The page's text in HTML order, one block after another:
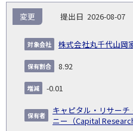
NO.
告
義
務
発
生
日
出
コー
象
2026-08-07
株式会社丸千代山岡
変更
8.92
-0.01
キャピタル・リサー
ニー（Capital